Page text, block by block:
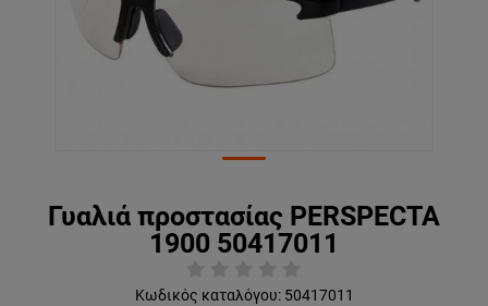
Γυαλιά προστασίας PERSPECTA
1900 50417011
Κωδικός καταλόγου: 50417011